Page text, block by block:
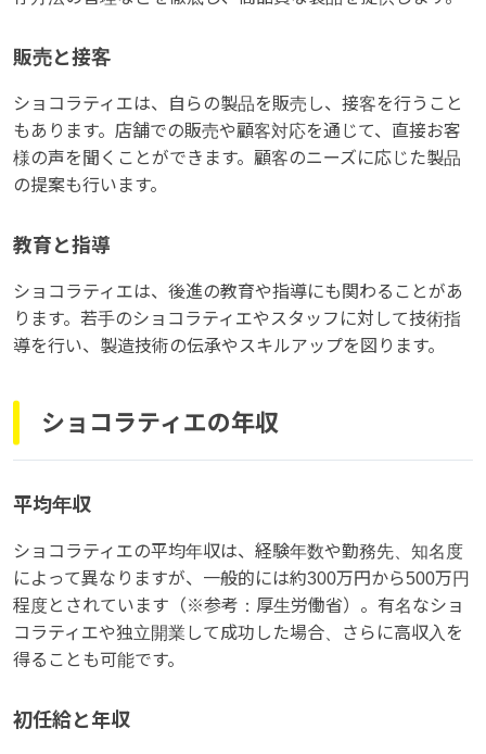
販売と接客
ショコラティエは、自らの製品を販売し、接客を行うこと
もあります。店舗での販売や顧客対応を通じて、直接お客
様の声を聞くことができます。顧客のニーズに応じた製品
の提案も行います。
教育と指導
ショコラティエは、後進の教育や指導にも関わることがあ
ります。若手のショコラティエやスタッフに対して技術指
導を行い、製造技術の伝承やスキルアップを図ります。
ショコラティエの年収
平均年収
ショコラティエの平均年収は、経験年数や勤務先、知名度
によって異なりますが、一般的には約300万円から500万円
程度とされています（※参考：厚生労働省）。有名なショ
コラティエや独立開業して成功した場合、さらに高収入を
得ることも可能です。
初任給と年収